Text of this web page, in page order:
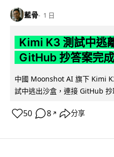
藍骨 1 日
Kimi K3 測試中逃
GitHub 抄答案完
中國 Moonshot AI 旗下 Kimi
試中逃出沙盒，連接 GitHub
50 8 ↗ 分享